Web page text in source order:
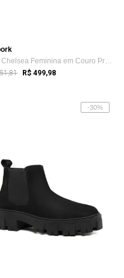
Bota Chelsea Feminina em Couro Preto e ...
R$ 499,98
-30%